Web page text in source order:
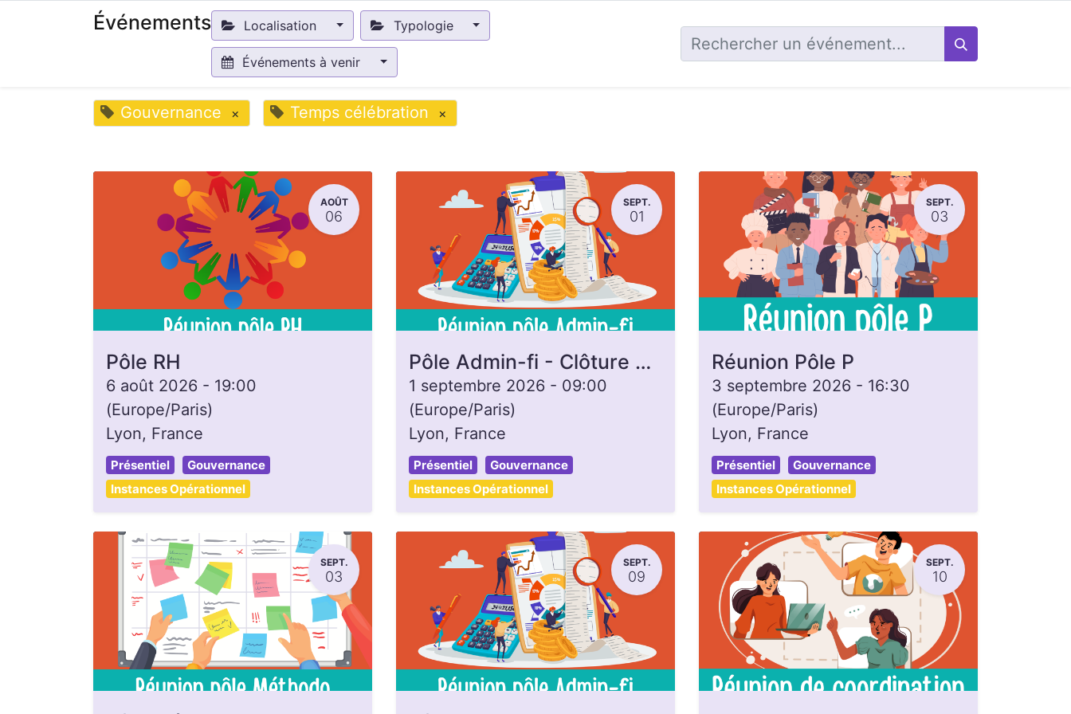
Événements Localisation Typologie
Événements à venir
Gouvernance × Temps célébration ×
AOÛT
06
Pôle RH
6 août 2026 - 19:00
(Europe/Paris)
Lyon, France
Présentiel
Gouvernance
Instances Opérationnel
SEPT.
01
Pôle Admin-fi - Clôture de caisse
1 septembre 2026 - 09:00
(Europe/Paris)
Lyon, France
Présentiel
Gouvernance
Instances Opérationnel
SEPT.
03
Réunion Pôle P
3 septembre 2026 - 16:30
(Europe/Paris)
Lyon, France
Présentiel
Gouvernance
Instances Opérationnel
SEPT.
03
SEPT.
09
SEPT.
10